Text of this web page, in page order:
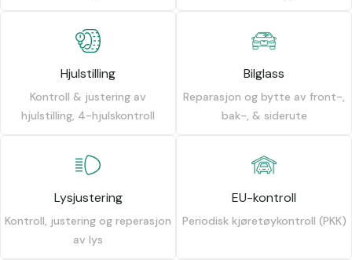
Hjulstilling
Kontroll & justering av
hjulstilling, 4-hjulskontroll
Bilglass
Reparasjon og bytte av front-,
bak-, & siderute
Lysjustering
Kontroll, justering og reperasjon
av lys
EU-kontroll
Periodisk kjøretøykontroll (PKK)